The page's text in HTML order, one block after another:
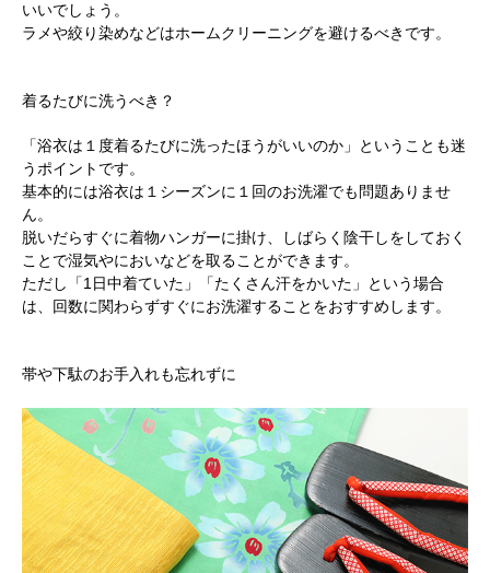
いいでしょう。
ラメや絞り染めなどはホームクリーニングを避けるべきです。
着るたびに洗うべき？
「浴衣は１度着るたびに洗ったほうがいいのか」ということも迷
うポイントです。
基本的には浴衣は１シーズンに１回のお洗濯でも問題ありませ
ん。
脱いだらすぐに着物ハンガーに掛け、しばらく陰干しをしておく
ことで湿気やにおいなどを取ることができます。
ただし「1日中着ていた」「たくさん汗をかいた」という場合
は、回数に関わらずすぐにお洗濯することをおすすめします。
帯や下駄のお手入れも忘れずに